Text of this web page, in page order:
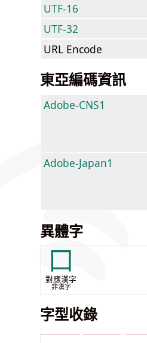
UTF-16
UTF-32
URL Encode
東亞編碼資訊
Adobe-CNS1
Adobe-Japan1
異體字
口
對應漢字
非漢字
字型收錄